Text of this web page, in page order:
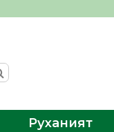
Руханият